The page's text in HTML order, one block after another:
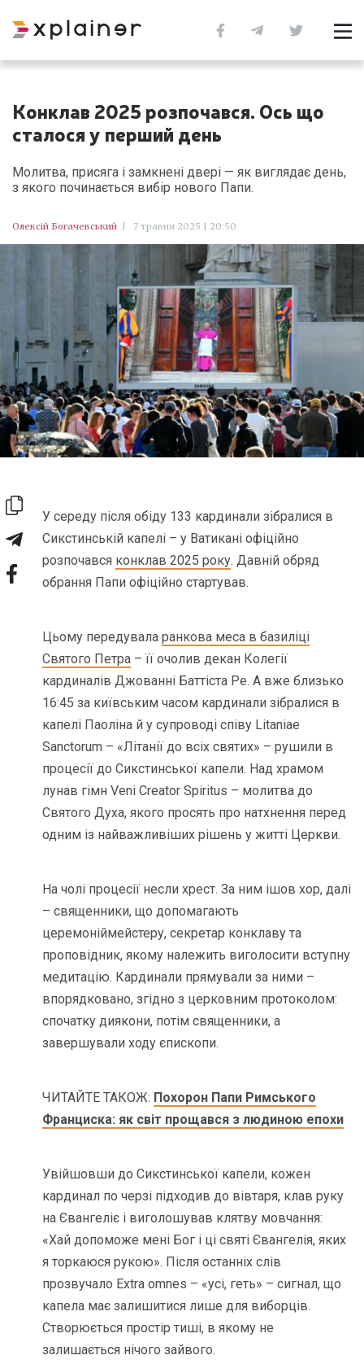
Конклав 2025 розпочався. Ось що
сталося у перший день
Молитва, присяга і замкнені двері — як виглядає день,
з якого починається вибір нового Папи.
Олексій Богачевський 7 травня 2025 | 20:50
У середу після обіду 133 кардинали зібралися в
Сикстинській капелі – у Ватикані офіційно
розпочався конклав 2025 року. Давній обряд
обрання Папи офіційно стартував.
Цьому передуваларанкова меса в базиліці
Святого Петра – її очолив декан Колегії
кардиналів Джованні Баттіста Ре. А вже близько
16:45 за київським часом кардинали зібралися в
капелі Паоліна й у супроводі співу Litaniae
Sanctorum – «Літанії до всіх святих» – рушили в
процесії до Сикстинської капели. Над храмом
лунав гімн Veni Creator Spiritus – молитва до
Святого Духа, якого просять про натхнення перед
одним із найважливіших рішень у житті Церкви.
На чолі процесії несли хрест. За ним ішов хор, далі
– священники, що допомагають
церемоніймейстеру, секретар конклаву та
проповідник, якому належить виголосити вступну
медитацію. Кардинали прямували за ними –
впорядковано, згідно з церковним протоколом:
спочатку диякони, потім священники, а
завершували ходу єпископи.
ЧИТАЙТЕ ТАКОЖ: Похорон Папи Римського
Франциска: як світ прощався з людиною епохи
Увійшовши до Сикстинської капели, кожен
кардинал по черзі підходив до вівтаря, клав руку
на Євангеліє і виголошував клятву мовчання:
«Хай допоможе мені Бог і ці святі Євангелія, яких
я торкаюся рукою». Після останніх слів
прозвучало Extra omnes – «усі, геть» – сигнал, що
капела має залишитися лише для виборців.
Створюється простір тиші, в якому не
залишається нічого зайвого.